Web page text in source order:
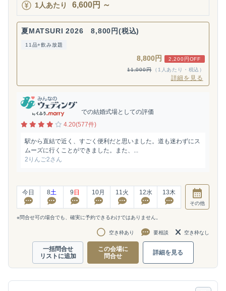
1人あたり 6,600円 ～
夏MATSURI 2026 8,800円(税込)
11品+飲み放題
8,800円
2,200円OFF
11,000円
（1人あたり・税込）
詳細を見る
での結婚式場としての評価
4.20(577件)
駅から直結で近く、すごく便利だと思いました。道も迷わずにス
ムーズに行くことができました。また、...
2りんご2さん
今日 8土 9 日 10月 11 火 12水 13木
その他
※問合せ可の場合でも、確実に予約できるわけではありません。
空き枠あり 要相談 空き枠なし
一括問合せ
リストに追加
この会場に
問合せ
詳細を見る